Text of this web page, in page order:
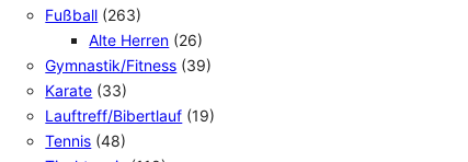
Fußball (263)
Alte Herren (26)
Gymnastik/Fitness (39)
Karate (33)
Lauftreff/Bibertlauf (19)
Tennis (48)